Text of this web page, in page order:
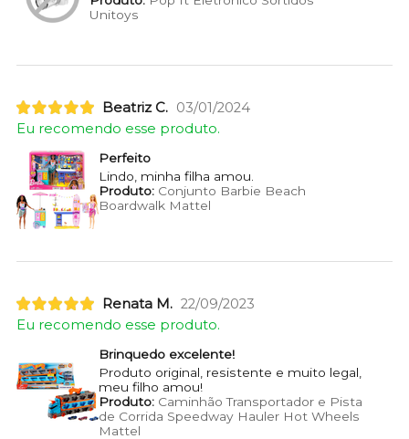
Unitoys
Beatriz C. 03/01/2024
Eu recomendo esse produto.
Perfeito
Lindo, minha filha amou.
Produto:Conjunto Barbie Beach
Boardwalk Mattel
Renata M. 22/09/2023
Eu recomendo esse produto.
Brinquedo excelente!
Produto original, resistente e muito legal,
meu filho amou!
Produto:Caminhão Transportador e Pista
de Corrida Speedway Hauler Hot Wheels
Mattel